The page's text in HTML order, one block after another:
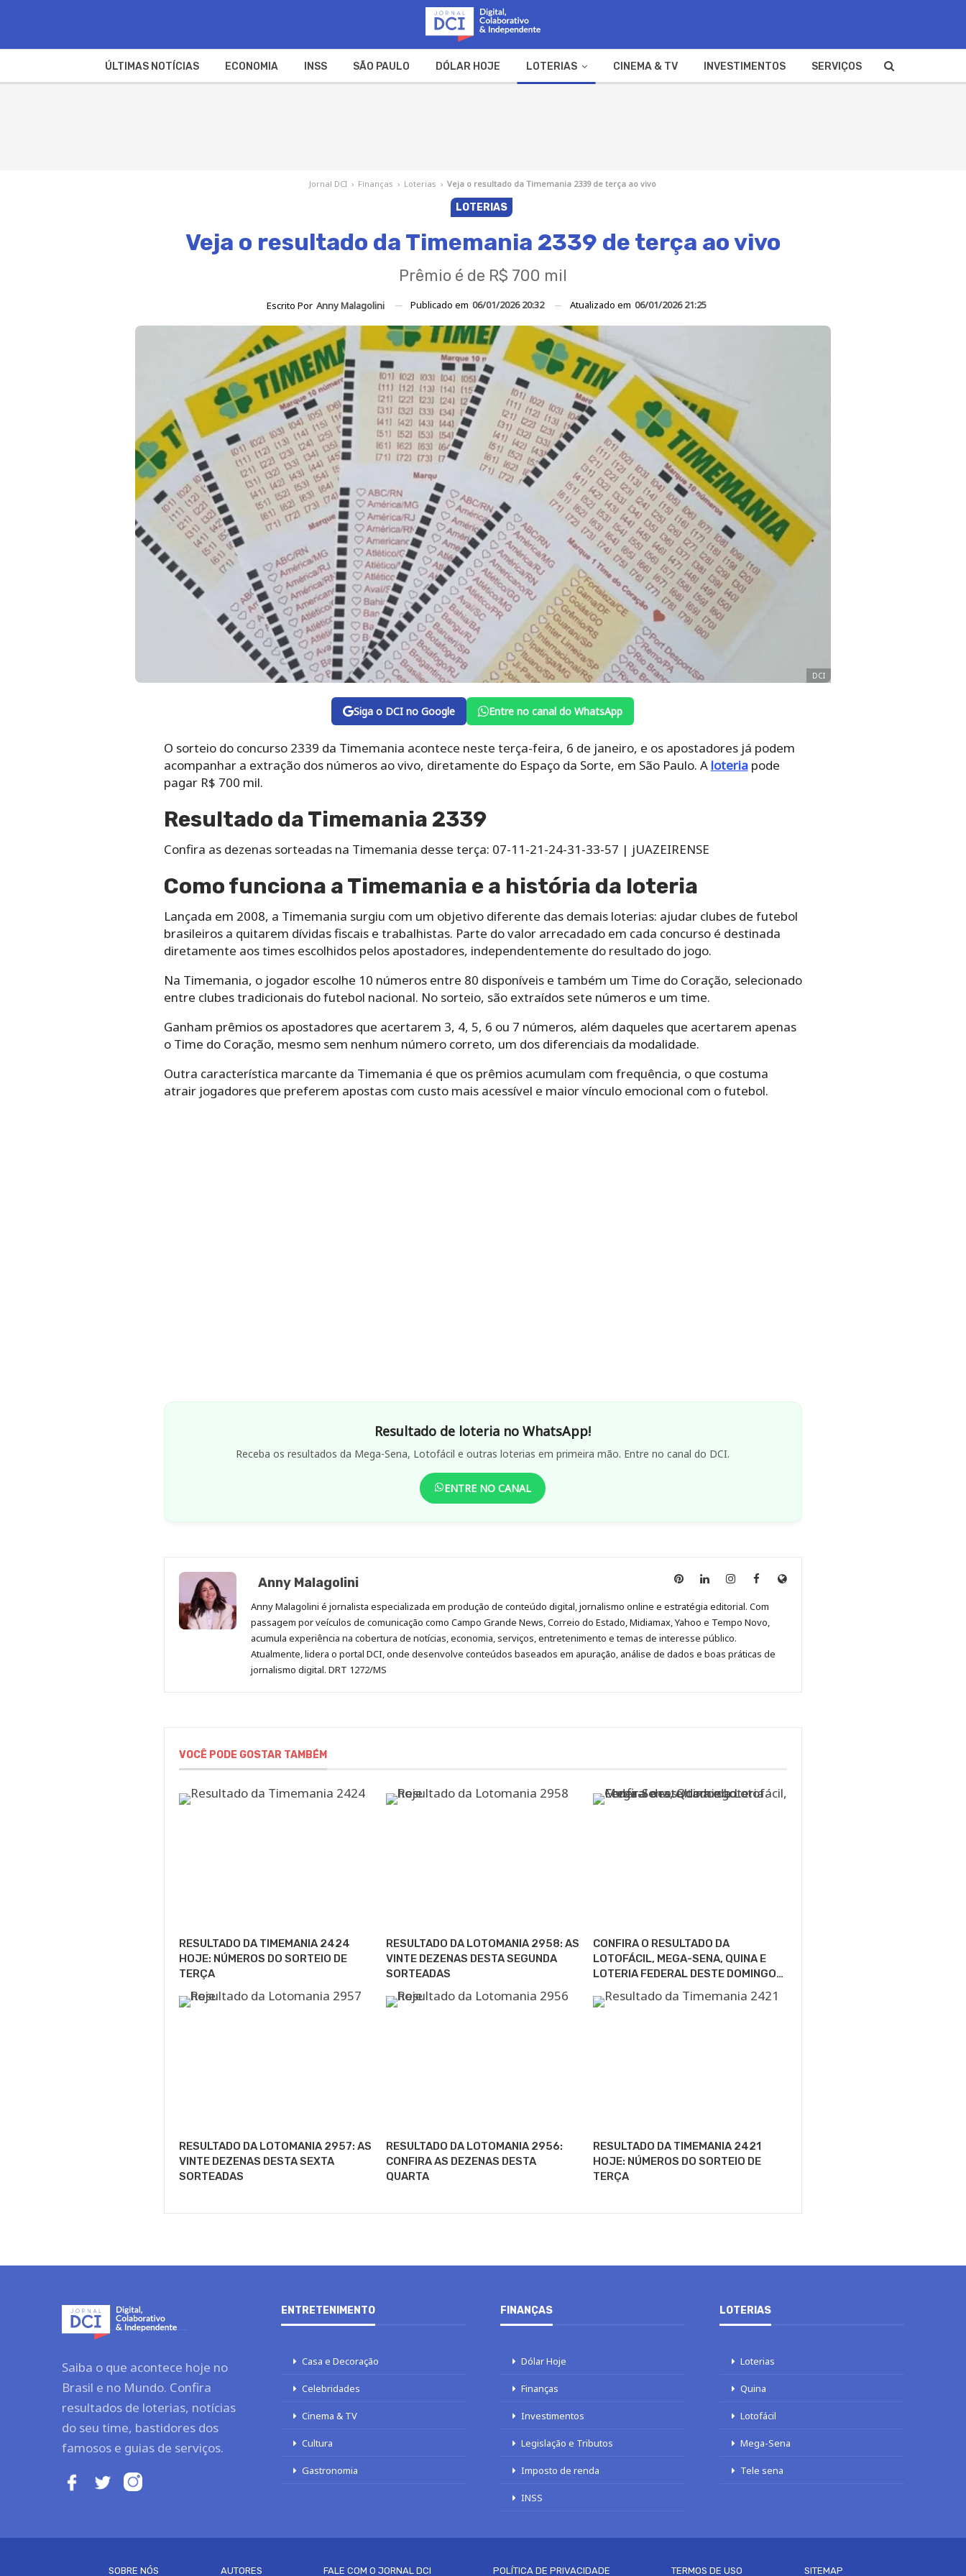
ÚLTIMAS NOTÍCIAS ECONOMIA INSS SÃO PAULO DÓLAR HOJE LOTERIAS CINEMA & TV INVESTIMENTOS SERVIÇOS
Jornal DCI › Finanças › Loterias › Veja o resultado da Timemania 2339 de terça ao vivo
LOTERIAS
Veja o resultado da Timemania 2339 de terça ao vivo
Prêmio é de R$ 700 mil
Escrito Por Anny Malagolini Publicado em 06/01/2026 20:32 Atualizado em 06/01/2026 21:25
DCI
Siga o DCI no Google Entre no canal do WhatsApp
O sorteio do concurso 2339 da Timemania acontece neste terça-feira, 6 de janeiro, e os apostadores já podem
acompanhar a extração dos números ao vivo, diretamente do Espaço da Sorte, em São Paulo. A loteriapode
pagar R$ 700 mil.
Resultado da Timemania 2339
Confira as dezenas sorteadas na Timemania desse terça: 07-11-21-24-31-33-57 | jUAZEIRENSE
Como funciona a Timemania e a história da loteria
Lançada em 2008, a Timemania surgiu com um objetivo diferente das demais loterias: ajudar clubes de futebol
brasileiros a quitarem dívidas fiscais e trabalhistas. Parte do valor arrecadado em cada concurso é destinada
diretamente aos times escolhidos pelos apostadores, independentemente do resultado do jogo.
Na Timemania, o jogador escolhe 10 números entre 80 disponíveis e também um Time do Coração, selecionado
entre clubes tradicionais do futebol nacional. No sorteio, são extraídos sete números e um time.
Ganham prêmios os apostadores que acertarem 3, 4, 5, 6 ou 7 números, além daqueles que acertarem apenas
o Time do Coração, mesmo sem nenhum número correto, um dos diferenciais da modalidade.
Outra característica marcante da Timemania é que os prêmios acumulam com frequência, o que costuma
atrair jogadores que preferem apostas com custo mais acessível e maior vínculo emocional com o futebol.
Resultado de loteria no WhatsApp!
Receba os resultados da Mega-Sena, Lotofácil e outras loterias em primeira mão. Entre no canal do DCI.
ENTRE NO CANAL
Anny Malagolini
Anny
no
Pinterest
Anny
no
LinkedIn
Anny
no
Instagram
Anny
no
Facebook
Site
Anny Malagolini é jornalista especializada em produção de conteúdo digital, jornalismo online e estratégia editorial. Com
passagem por veículos de comunicação como Campo Grande News, Correio do Estado, Midiamax, Yahoo e Tempo Novo,
acumula experiência na cobertura de notícias, economia, serviços, entretenimento e temas de interesse público.
Atualmente, lidera o portal DCI, onde desenvolve conteúdos baseados em apuração, análise de dados e boas práticas de
jornalismo digital. DRT 1272/MS
VOCÊ PODE GOSTAR TAMBÉM
RESULTADO DA TIMEMANIA 2424
HOJE: NÚMEROS DO SORTEIO DE
TERÇA
RESULTADO DA LOTOMANIA 2958: AS
VINTE DEZENAS DESTA SEGUNDA
SORTEADAS
CONFIRA O RESULTADO DA
LOTOFÁCIL, MEGA-SENA, QUINA E
LOTERIA FEDERAL DESTE DOMINGO…
RESULTADO DA LOTOMANIA 2957: AS
VINTE DEZENAS DESTA SEXTA
SORTEADAS
RESULTADO DA LOTOMANIA 2956:
CONFIRA AS DEZENAS DESTA
QUARTA
RESULTADO DA TIMEMANIA 2421
HOJE: NÚMEROS DO SORTEIO DE
TERÇA
Saiba o que acontece hoje no
Brasil e no Mundo. Confira
resultados de loterias, notícias
do seu time, bastidores dos
famosos e guias de serviços.
ENTRETENIMENTO
Casa e Decoração
Celebridades
Cinema & TV
Cultura
Gastronomia
FINANÇAS
Dólar Hoje
Finanças
Investimentos
Legislação e Tributos
Imposto de renda
INSS
LOTERIAS
Loterias
Quina
Lotofácil
Mega-Sena
Tele sena
SOBRE NÓS AUTORES FALE COM O JORNAL DCI POLÍTICA DE PRIVACIDADE TERMOS DE USO SITEMAP